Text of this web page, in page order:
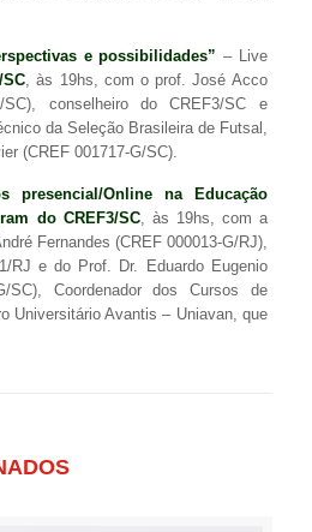
e possibilidades” – Live
, às 19hs, com o prof. José Acco
SC), conselheiro do CREF3/SC e
da Seleção Brasileira de Futsal,
(CREF 001717-G/SC).
presencial/Online na Educação
do CREF3/SC, às 19hs, com a
Fernandes (CREF 000013-G/RJ),
RJ e do Prof. Dr. Eduardo Eugenio
SC), Coordenador dos Cursos de
Universitário Avantis – Uniavan, que